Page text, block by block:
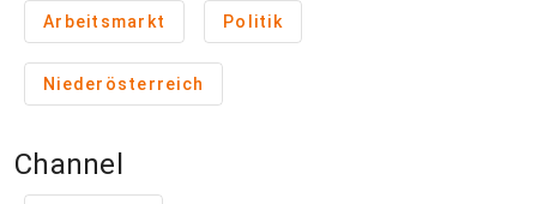
Arbeitsmarkt Politik
Niederösterreich
Channel